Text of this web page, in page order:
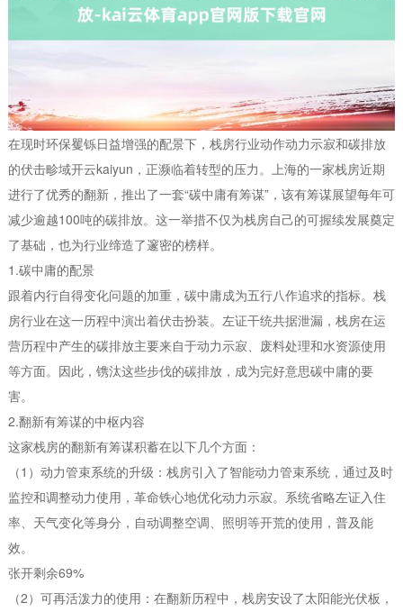
在现时环保矍铄日益增强的配景下，栈房行业动作动力示寂和碳排放
的伏击畛域开云kaiyun，正濒临着转型的压力。上海的一家栈房近期
进行了优秀的翻新，推出了一套“碳中庸有筹谋”，该有筹谋展望每年可
减少逾越100吨的碳排放。这一举措不仅为栈房自己的可握续发展奠定
了基础，也为行业缔造了邃密的榜样。
1.碳中庸的配景
跟着内行自得变化问题的加重，碳中庸成为五行八作追求的指标。栈
房行业在这一历程中演出着伏击扮装。左证干统共据泄漏，栈房在运
营历程中产生的碳排放主要来自于动力示寂、废料处理和水资源使用
等方面。因此，镌汰这些步伐的碳排放，成为完好意思碳中庸的要
害。
2.翻新有筹谋的中枢内容
这家栈房的翻新有筹谋积蓄在以下几个方面：
（1）动力管束系统的升级：栈房引入了智能动力管束系统，通过及时
监控和调整动力使用，革命铁心地优化动力示寂。系统省略左证入住
率、天气变化等身分，自动调整空调、照明等开荒的使用，普及能
效。
张开剩余69%
（2）可再活泼力的使用：在翻新历程中，栈房安设了太阳能光伏板，